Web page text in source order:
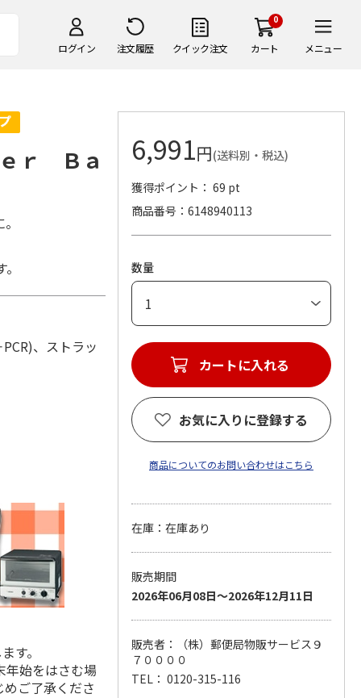
ログイン 注文履歴 クイック注文
0
カート メニュー
ｒ Ｂａ
、ストラッ
す。
始をはさむ場
ご了承くださ
6,991円(送料別・税込)
獲得ポイント： 69 pt
商品番号
6148940113
数量
カートに入れる
お気に入りに登録する
商品についてのお問い合わせはこちら
在庫：在庫あり
販売期間
2026年06月08日～2026年12月11日
販売者：（株）郵便局物販サービス９
７００００
TEL： 0120-315-116